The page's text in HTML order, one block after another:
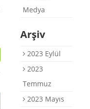
Medya
Arşiv
2023 Eylül
2023
Temmuz
2023 Mayıs